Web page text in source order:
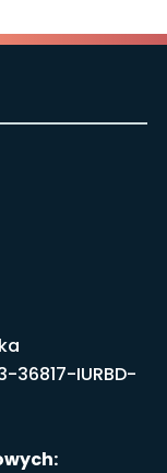
36817-IURBD-